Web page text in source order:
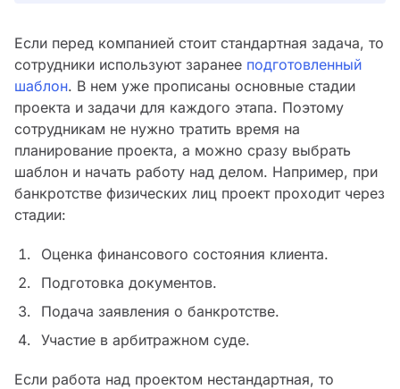
Если перед компанией стоит стандартная задача, то
сотрудники используют заранее подготовленный
шаблон. В нем уже прописаны основные стадии
проекта и задачи для каждого этапа. Поэтому
сотрудникам не нужно тратить время на
планирование проекта, а можно сразу выбрать
шаблон и начать работу над делом. Например, при
банкротстве физических лиц проект проходит через
стадии:
Оценка финансового состояния клиента.
Подготовка документов.
Подача заявления о банкротстве.
Участие в арбитражном суде.
Если работа над проектом нестандартная, то